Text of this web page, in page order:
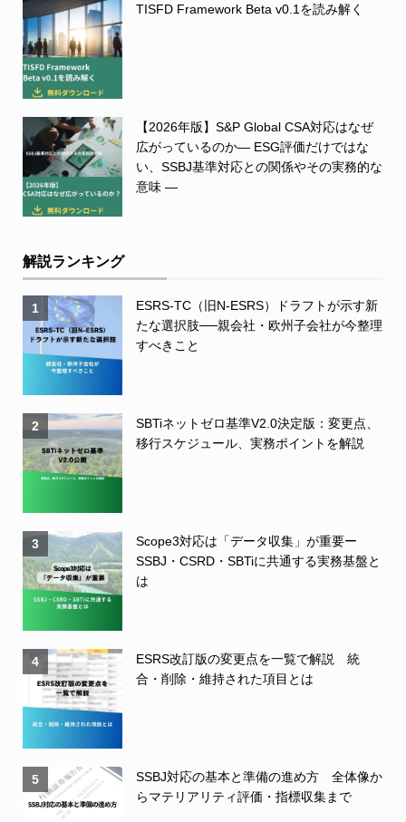
TISFD Framework Beta v0.1を読み解く
【2026年版】S&P Global CSA対応はなぜ
広がっているのか― ESG評価だけではな
い、SSBJ基準対応との関係やその実務的な
意味 ―
解説ランキング
1
ESRS-TC（旧N-ESRS）ドラフトが示す新
たな選択肢──親会社・欧州子会社が今整理
すべきこと
2
SBTiネットゼロ基準V2.0決定版：変更点、
移行スケジュール、実務ポイントを解説
3
Scope3対応は「データ収集」が重要ー
SSBJ・CSRD・SBTiに共通する実務基盤と
は
4
ESRS改訂版の変更点を一覧で解説 統
合・削除・維持された項目とは
5
SSBJ対応の基本と準備の進め方 全体像か
らマテリアリティ評価・指標収集まで